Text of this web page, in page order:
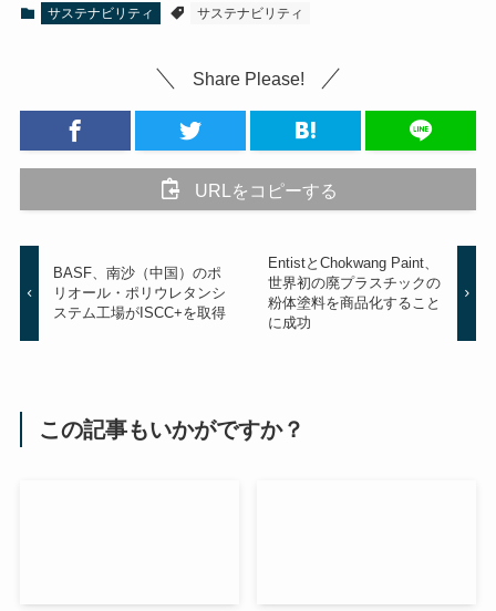
サステナビリティ サステナビリティ
Share Please!
URLをコピーする
BASF、南沙（中国）のポ
リオール・ポリウレタンシ
ステム工場がISCC+を取得
EntistとChokwang Paint、
世界初の廃プラスチックの
粉体塗料を商品化すること
に成功
この記事もいかがですか？